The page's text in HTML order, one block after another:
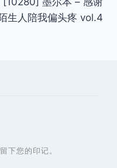
生人陪我偏头疼 vol.4
下您的印记。